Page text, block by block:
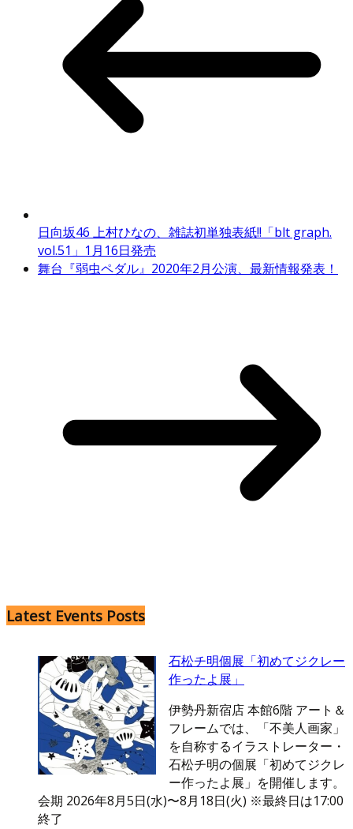
日向坂46 上村ひなの、雑誌初単独表紙!!「blt graph.
vol.51」1月16日発売
舞台『弱虫ペダル』2020年2月公演、最新情報発表！
Latest Events Posts
石松チ明個展「初めてジクレー
作ったよ展」
伊勢丹新宿店 本館6階 アート＆
フレームでは、「不美人画家」
を自称するイラストレーター・
石松チ明の個展「初めてジクレ
ー作ったよ展」を開催します。
会期 2026年8月5日(水)〜8月18日(火) ※最終日は17:00
終了